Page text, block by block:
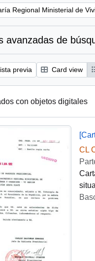
Regional Ministerial de
avanzadas de
previa Card view
con objetos digitales
CL